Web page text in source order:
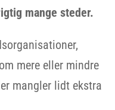
mange steder.
mere eller mindre
mangler lidt ekstra